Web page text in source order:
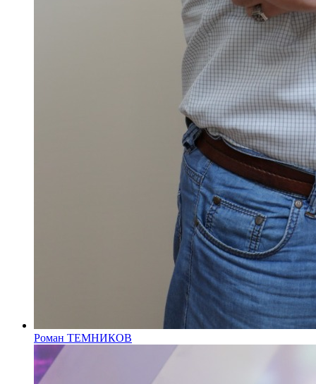
Роман ТЕМНИКОВ